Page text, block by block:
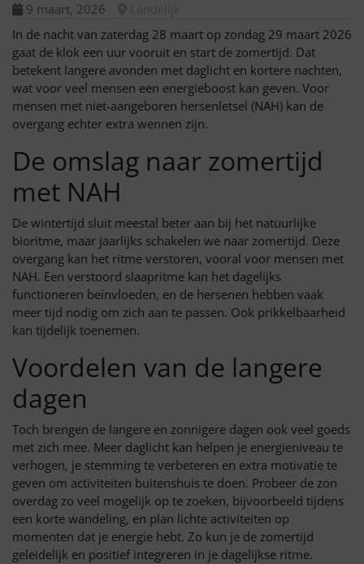
9 maart, 2026
In de nacht van zaterdag 28 maart op zondag 29 maart 2026
gaat de klok een uur vooruit en start de zomertijd. Dat
betekent langere avonden met daglicht en kortere nachten,
wat voor veel mensen een energieboost kan geven. Voor
mensen met niet-aangeboren hersenletsel (NAH) kan de
overgang echter extra wennen zijn.
De omslag naar zomertijd
met NAH
De wintertijd sluit meestal beter aan bij het natuurlijke
bioritme, maar jaarlijks schakelen we naar zomertijd. Deze
overgang kan het ritme verstoren, vooral voor mensen met
NAH. Een verstoord slaapritme kan het dagelijks
functioneren beïnvloeden, en de hersenen hebben vaak
meer tijd nodig om zich aan te passen. Ook prikkelbaarheid
kan tijdelijk toenemen.
Voordelen van de langere
dagen
Toch brengen de langere en zonnigere dagen ook veel goeds
met zich mee. Meer daglicht kan helpen je energieniveau te
verhogen, je stemming te verbeteren en extra motivatie te
geven om activiteiten buitenshuis te doen. Probeer de zon
overdag zo veel mogelijk op te zoeken, bijvoorbeeld tijdens
een korte wandeling, en plan lichte activiteiten op
momenten dat je energie hebt. Zo kun je de zomertijd
geleidelijk en positief integreren in je dagelijkse ritme.